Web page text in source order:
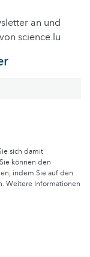
an und
science.lu
sich damit
können den
indem Sie auf den
Weitere Informationen